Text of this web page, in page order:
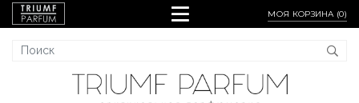
МОЯ КОРЗИНА (0)